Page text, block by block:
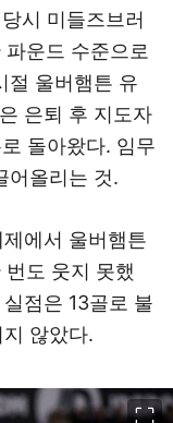
시 미들즈브러
운드 수준으로
절 울버햄튼 유
은퇴 후 지도자
돌아왔다. 임무
어올리는 것.
에서 울버햄튼
도 웃지 못했
점은 13골로 불
않았다.